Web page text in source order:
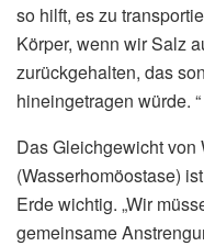
so hilft, es zu
Körper, wenn wir Salz
zurückgehalten, das
hineingetragen würde. “
Das Gleichgewicht von
(Wasserhomöostase)
Erde wichtig. „Wir
gemeinsame